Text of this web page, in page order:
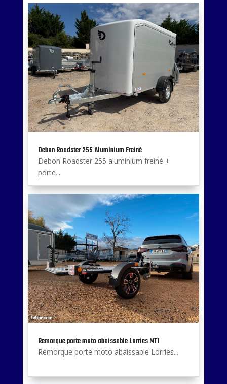
Debon Roadster 255 Aluminium Freiné
Debon Roadster 255 aluminium freiné +
porte...
Remorque porte moto abaissable Lorries MT1
Remorque porte moto abaissable Lorries...